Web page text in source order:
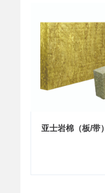
亚士岩棉（板/带）